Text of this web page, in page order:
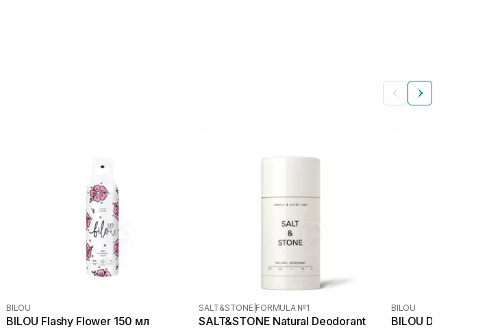
BILOU
BILOU Flashy Flower 150 мл
SALT&STONE FORMULA №1
SALT&STONE Natural Deodorant
BILOU
BILOU Deodorant